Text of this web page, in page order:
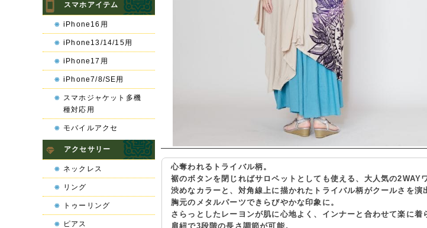
心奪われるトライバル柄。
裾のボタンを閉じればサロペットとしても使える、大人気の2WAY
渋めなカラーと、対角線上に描かれたトライバル柄がクールさを演
胸元のメタルパーツできらびやかな印象に。
さらっとしたレーヨンが肌に心地よく、インナーと合わせて楽に着
肩紐で3段階の長さ調節が可能。
スマホアイテム
iPhone16用
iPhone13/14/15用
iPhone17用
iPhone7/8/SE用
スマホジャケット多機
種対応用
モバイルアクセ
アクセサリー
ネックレス
リング
トゥーリング
ピアス